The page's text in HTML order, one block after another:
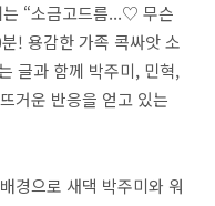
“소금고드름...♡ 무슨
! 용감한 가족 콕싸앗 소
글과 함께 박주미, 민혁,
거운 반응을 얻고 있는
경으로 새댁 박주미와 워